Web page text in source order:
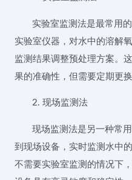
实验室监测法是最常用
实验室仪器，对水中的溶解
监测结果调整预处理方案。
果的准确性，但需要定期更
2. 现场监测法
现场监测法是另一种常
到现场设备，实时监测水中
不需要实验室监测的情况下